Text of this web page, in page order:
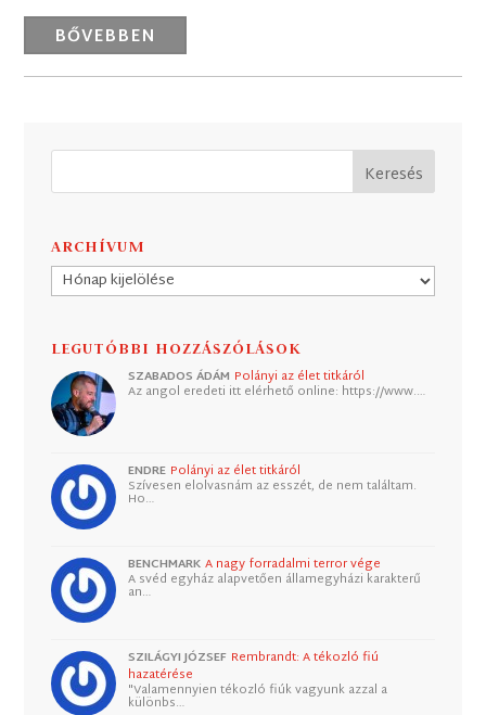
BŐVEBBEN
ARCHÍVUM
Archívum
LEGUTÓBBI HOZZÁSZÓLÁSOK
SZABADOS ÁDÁM Polányi az élet titkáról
Az angol eredeti itt elérhető online: https://www.…
ENDRE Polányi az élet titkáról
Szívesen elolvasnám az esszét, de nem találtam.
Ho…
BENCHMARK A nagy forradalmi terror vége
A svéd egyház alapvetően államegyházi karakterű
an…
SZILÁGYI JÓZSEF Rembrandt: A tékozló fiú
hazatérése
"Valamennyien tékozló fiúk vagyunk azzal a
különbs…